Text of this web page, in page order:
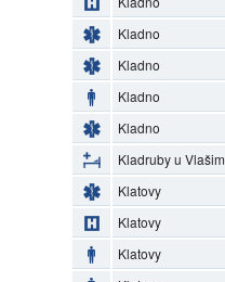
Kladno
Kladno
Kladno
Kladno
Kladruby u
Klatovy
Klatovy
Klatovy